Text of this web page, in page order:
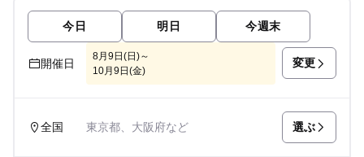
今日 明日 今週末
開催日
8月9日(日)～
10月9日(金)
変更
全国 東京都、大阪府など 選ぶ